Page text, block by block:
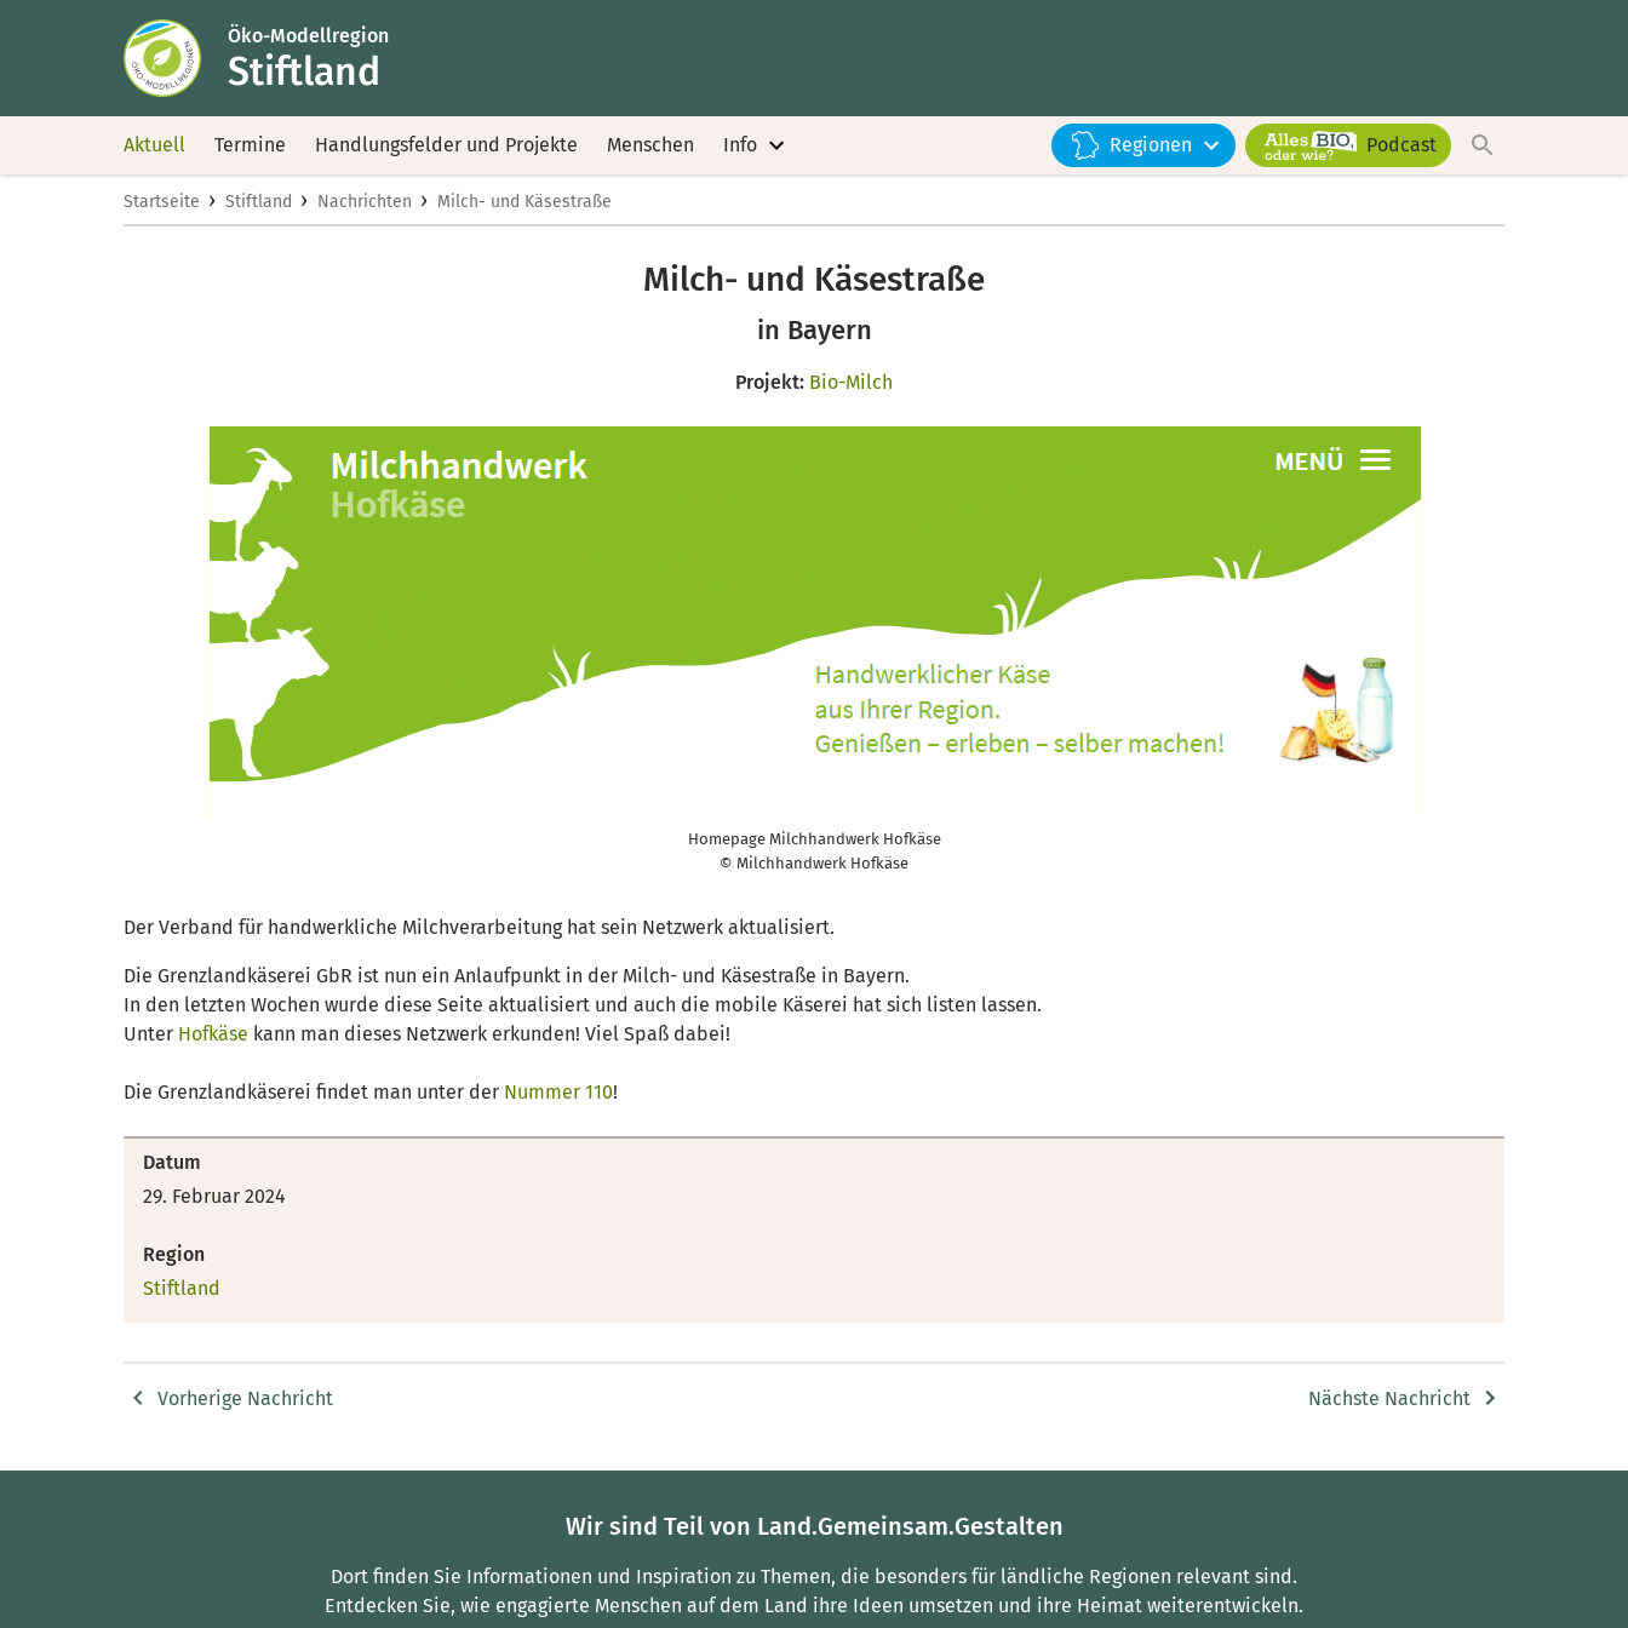
Öko-Modellregion
Stiftland
Aktuell Termine Handlungsfelder und Projekte Menschen Info Regionen Podcast
Startseite › Stiftland › Nachrichten › Milch- und Käsestraße
Milch- und Käsestraße
in Bayern
Projekt: Bio-Milch
Homepage Milchhandwerk Hofkäse
© Milchhandwerk Hofkäse
Der Verband für handwerkliche Milchverarbeitung hat sein Netzwerk aktualisiert.
Die Grenzlandkäserei GbR ist nun ein Anlaufpunkt in der Milch- und Käsestraße in Bayern.
In den letzten Wochen wurde diese Seite aktualisiert und auch die mobile Käserei hat sich listen lassen.
Unter Hofkäse kann man dieses Netzwerk erkunden! Viel Spaß dabei!
Die Grenzlandkäserei findet man unter der Nummer 110!
Datum
29. Februar 2024
Region
Stiftland
Vorherige Nachricht Nächste Nachricht
Wir sind Teil von Land.Gemeinsam.Gestalten
Dort finden Sie Informationen und Inspiration zu Themen, die besonders für ländliche Regionen relevant sind.
Entdecken Sie, wie engagierte Menschen auf dem Land ihre Ideen umsetzen und ihre Heimat weiterentwickeln.